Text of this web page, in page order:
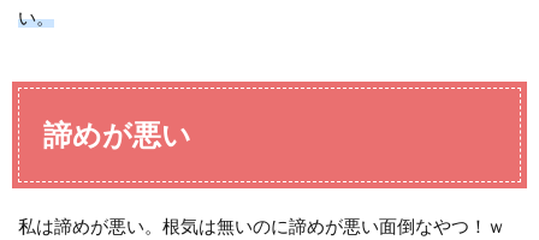
い。
諦めが悪い
私は諦めが悪い。根気は無いのに諦めが悪い面倒なやつ！ｗ